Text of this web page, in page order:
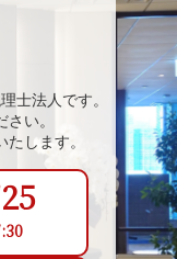
士法人です。
い。
します。